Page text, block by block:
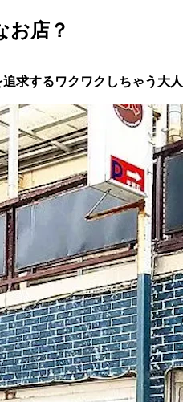
お店？
求するワクワクしちゃう大人